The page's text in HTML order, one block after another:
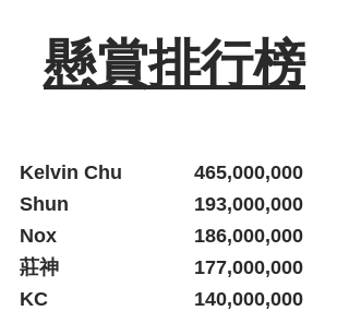
懸賞排行榜
Kelvin Chu 		465,000,000
Shun			193,000,000
Nox
186,000,000
177,000,000
KC				140,000,000